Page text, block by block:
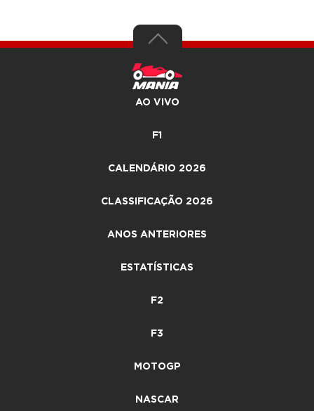
AO VIVO
F1
CALENDÁRIO 2026
CLASSIFICAÇÃO 2026
ANOS ANTERIORES
ESTATÍSTICAS
F2
F3
MOTOGP
NASCAR